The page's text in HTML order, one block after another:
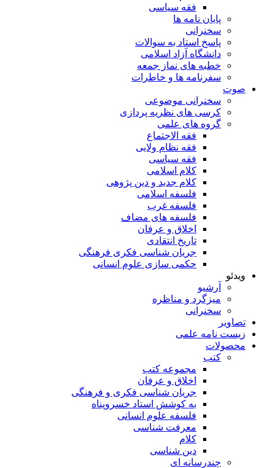
فقه سیاسی
پایان نامه ها
سخنرانی
پاسخ استاد به سوالات
دانشگاه آزاد اسلامی
خطبه های نماز جمعه
سفرنامه ها و خاطرات
صوت
سخنرانی موضوعی
کرسی های نظریه پردازی
گروه های علمی
فقه الاجتماع
فقه نظام ولایی
فقه سیاسی
کلام اسلامی
کلام جدید و دین پژوهی
فلسفه اسلامی
فلسفه غرب
فلسفه های مضاف
اخلاق و عرفان
تاریخ انتقادی
جریان شناسی فکری فرهنگی
حکمی سازی علوم انسانی
ویدئو
آرشیو
میزگرد و مناظره
سخنرانی
تصاویر
زیست نامه علمی
محصولات
کتب
مجموعه کتب
اخلاق و عرفان
جریان شناسی فکری و فرهنگی
به کوشش استاد خسروپناه
فلسفه علوم انسانی
معرفت شناسی
کلام
دین شناسی
چندرسانه ای